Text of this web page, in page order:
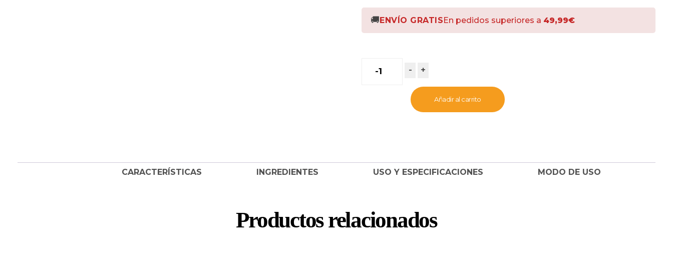
🚚ENVÍO GRATISEn pedidos superiores a 49,99€
MENFORSAN
cantidad
- +
Añadir al carrito
CARACTERÍSTICAS INGREDIENTES USO Y ESPECIFICACIONES MODO DE USO
Productos relacionados